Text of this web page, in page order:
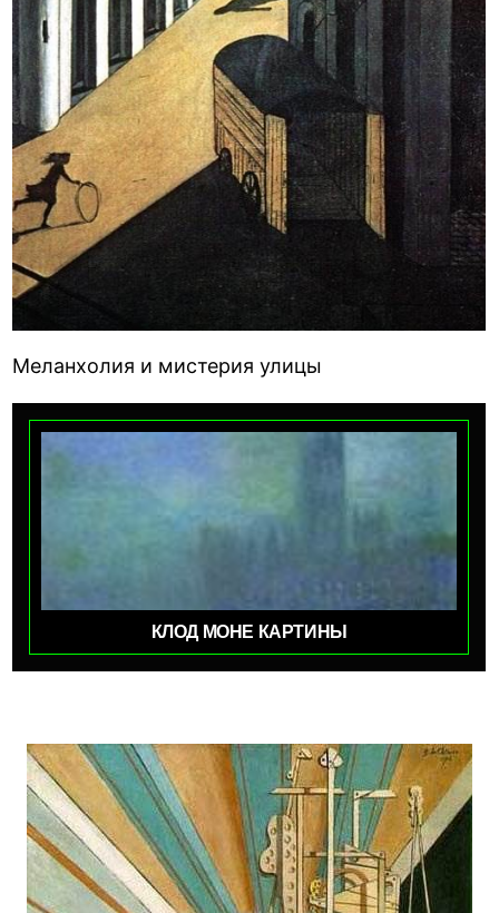
Меланхолия и мистерия улицы
КЛОД МОНЕ КАРТИНЫ